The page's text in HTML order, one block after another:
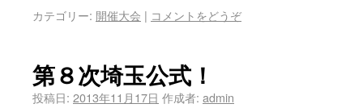
カテゴリー: 開催大会 | コメントをどうぞ
第８次埼玉公式！
投稿日: 2013年11月17日 作成者: admin